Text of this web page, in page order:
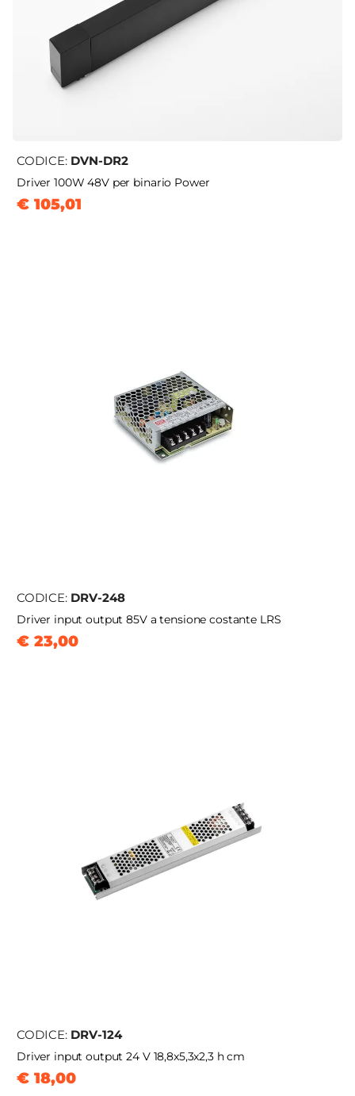
CODICE: DVN-DR2
Driver 100W 48V per binario Power
€ 105,01
CODICE: DRV-248
Driver input output 85V a tensione costante LRS
€ 23,00
CODICE: DRV-124
Driver input output 24 V 18,8x5,3x2,3 h cm
€ 18,00